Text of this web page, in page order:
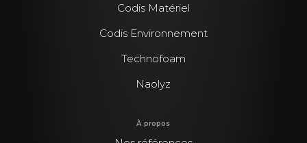
Codis Matériel
Codis Environnement
Technofoam
Naolyz
À propos